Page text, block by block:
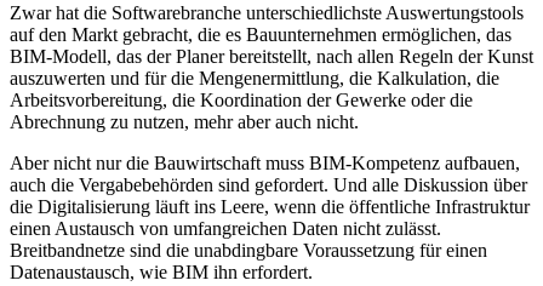
Zwar hat die Softwarebranche unterschiedlichste Auswertungstools
auf den Markt gebracht, die es Bauunternehmen ermöglichen, das
BIM-Modell, das der Planer bereitstellt, nach allen Regeln der Kunst
auszuwerten und für die Mengenermittlung, die Kalkulation, die
Arbeitsvorbereitung, die Koordination der Gewerke oder die
Abrechnung zu nutzen, mehr aber auch nicht.
Aber nicht nur die Bauwirtschaft muss BIM-Kompetenz aufbauen,
auch die Vergabebehörden sind gefordert. Und alle Diskussion über
die Digitalisierung läuft ins Leere, wenn die öffentliche Infrastruktur
einen Austausch von umfangreichen Daten nicht zulässt.
Breitbandnetze sind die unabdingbare Voraussetzung für einen
Datenaustausch, wie BIM ihn erfordert.